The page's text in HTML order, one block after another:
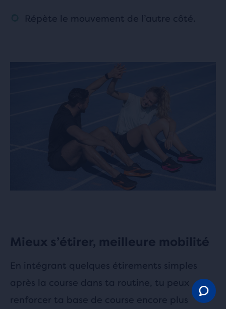
Répète le mouvement de l’autre côté.
Mieux s’étirer, meilleure mobilité
En intégrant quelques étirements simples
après la course dans ta routine, tu peux
renforcer ta base de course encore plus